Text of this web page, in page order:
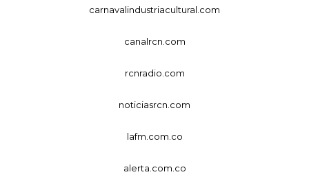
carnavalindustriacultural.com
canalrcn.com
rcnradio.com
noticiasrcn.com
lafm.com.co
alerta.com.co